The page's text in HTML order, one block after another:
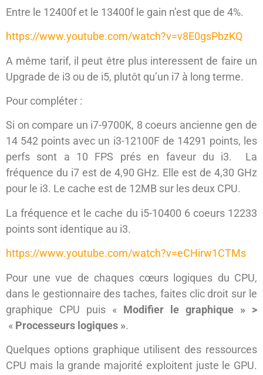
Entre le 12400f et le 13400f le gain n’est que de 4%.
https://www.youtube.com/watch?v=v8E0gsPbzKQ
A même tarif, il peut être plus interessent de faire un
Upgrade de i3 ou de i5, plutôt qu’un i7 à long terme.
Pour compléter :
Si on compare un i7-9700K, 8 coeurs ancienne gen de
14 542 points avec un i3-12100F de 14291 points, les
perfs sont a 10 FPS prés en faveur du i3. La
fréquence du i7 est de 4,90 GHz. Elle est de 4,30 GHz
pour le i3. Le cache est de 12MB sur les deux CPU.
La fréquence et le cache du i5-10400 6 coeurs 12233
points sont identique au i3.
https://www.youtube.com/watch?v=eCHirw1CTMs
Pour une vue de chaques cœurs logiques du CPU,
dans le gestionnaire des taches, faites clic droit sur le
graphique CPU puis « Modifier le graphique » >
« Processeurs logiques ».
Quelques options graphique utilisent des ressources
CPU mais la grande majorité exploitent juste le GPU.